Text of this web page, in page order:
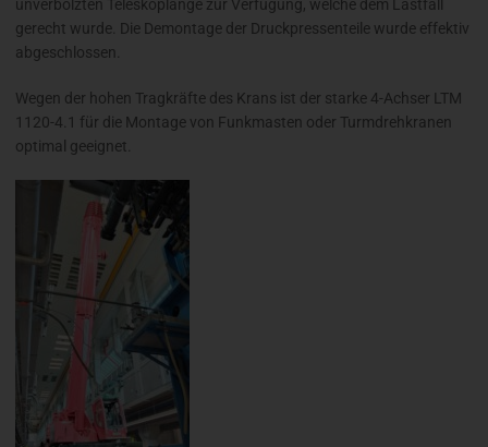
unverbolzten Teleskoplänge zur Verfügung, welche dem Lastfall
gerecht wurde. Die Demontage der Druckpressenteile wurde effektiv
abgeschlossen.
Wegen der hohen Tragkräfte des Krans ist der starke 4-Achser LTM
1120-4.1 für die Montage von Funkmasten oder Turmdrehkranen
optimal geeignet.